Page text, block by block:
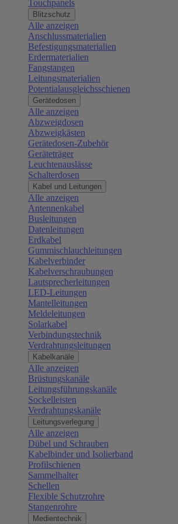
Touchpanels
Blitzschutz
Alle anzeigen
Anschlussmaterialien
Befestigungsmaterialien
Erdermaterialien
Fangstangen
Leitungsmaterialien
Potentialausgleichsschienen
Gerätedosen
Alle anzeigen
Abzweigdosen
Abzweigkästen
Gerätedosen-Zubehör
Geräteträger
Leuchtenauslässe
Schalterdosen
Kabel und Leitungen
Alle anzeigen
Antennenkabel
Busleitungen
Datenleitungen
Erdkabel
Gummischlauchleitungen
Kabelverbinder
Kabelverschraubungen
Lautsprecherleitungen
LED-Leitungen
Mantelleitungen
Meldeleitungen
Solarkabel
Verbindungstechnik
Verdrahtungsleitungen
Kabelkanäle
Alle anzeigen
Brüstungskanäle
Leitungsführungskanäle
Sockelleisten
Verdrahtungskanäle
Leitungsverlegung
Alle anzeigen
Dübel und Schrauben
Kabelbinder und Isolierband
Profilschienen
Sammelhalter
Schellen
Flexible Schutzrohre
Stangenrohre
Medientechnik